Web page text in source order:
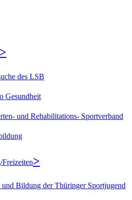
des LSB
Gesundheit
und Rehabilitations- Sportverband
und Bildung der Thüringer Sportjugend